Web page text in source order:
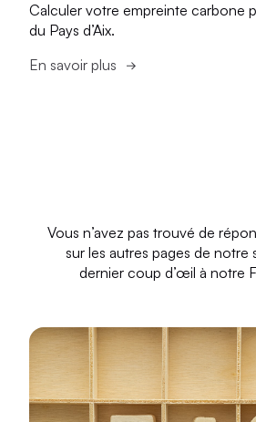
Calculer votre empreinte carbone
du Pays d’Aix.
En savoir plus
Vous n’avez pas trouvé de
sur les autres pages de notre
dernier coup d’œil à notre